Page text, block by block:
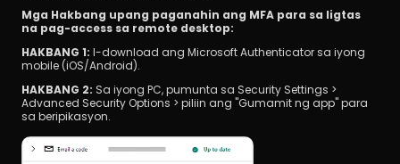
Mga Hakbang upang paganahin ang MFA para sa ligtas
na pag-access sa remote desktop:
HAKBANG 1: I-download ang Microsoft Authenticator sa iyong
mobile (iOS/Android).
HAKBANG 2: Sa iyong PC, pumunta sa Security Settings >
Advanced Security Options > piliin ang "Gumamit ng app" para
sa beripikasyon.